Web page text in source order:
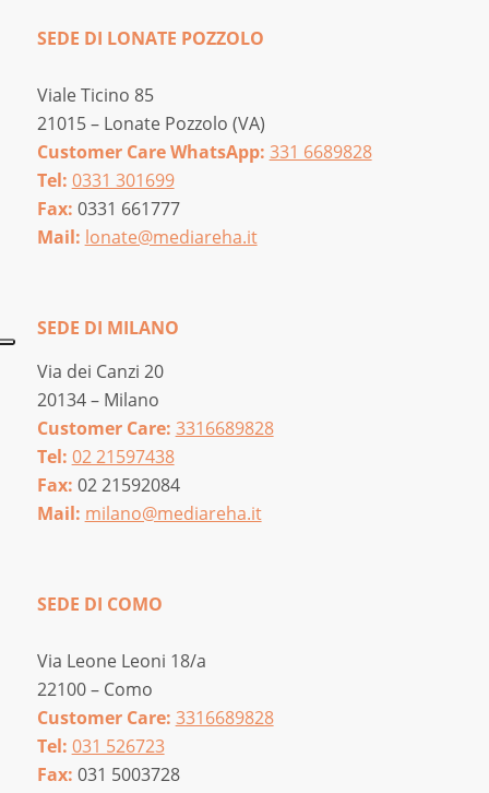
SEDE DI LONATE POZZOLO
Viale Ticino 85
21015 – Lonate Pozzolo (VA)
Customer Care WhatsApp: 331 6689828
Tel: 0331 301699
Fax: 0331 661777
Mail: lonate@mediareha.it
SEDE DI MILANO
Via dei Canzi 20
20134 – Milano
Customer Care: 3316689828
Tel: 02 21597438
Fax: 02 21592084
Mail: milano@mediareha.it
SEDE DI COMO
Via Leone Leoni 18/a
22100 – Como
Customer Care: 3316689828
Tel: 031 526723
Fax: 031 5003728